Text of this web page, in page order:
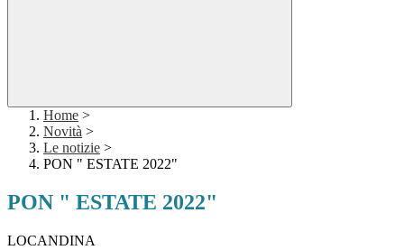
Home >
Novità >
Le notizie >
PON " ESTATE 2022"
PON " ESTATE 2022"
LOCANDINA